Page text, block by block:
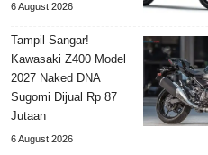
6 August 2026
Tampil Sangar!
Kawasaki Z400 Model
2027 Naked DNA
Sugomi Dijual Rp 87
Jutaan
6 August 2026